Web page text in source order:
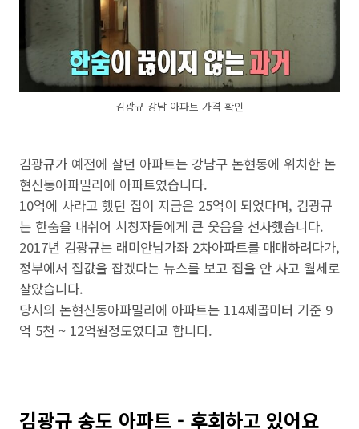
김광규 강남 아파트 가격 확인
김광규가 예전에 살던 아파트는 강남구 논현동에 위치한 논
현신동아파밀리에 아파트였습니다.
10억에 사라고 했던 집이 지금은 25억이 되었다며, 김광규
는 한숨을 내쉬어 시청자들에게 큰 웃음을 선사했습니다.
2017년 김광규는 래미안남가좌 2차아파트를 매매하려다가,
정부에서 집값을 잡겠다는 뉴스를 보고 집을 안 사고 월세로
살았습니다.
당시의 논현신동아파밀리에 아파트는 114제곱미터 기준 9
억 5천 ~ 12억원정도였다고 합니다.
김광규 송도 아파트 - 후회하고 있어요